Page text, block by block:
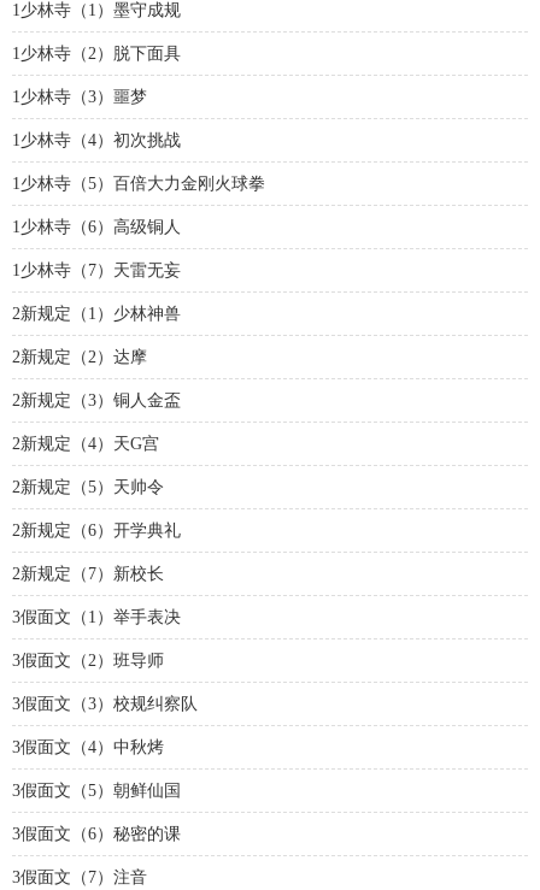
1少林寺（1）墨守成规
1少林寺（2）脱下面具
1少林寺（3）噩梦
1少林寺（4）初次挑战
1少林寺（5）百倍大力金刚火球拳
1少林寺（6）高级铜人
1少林寺（7）天雷无妄
2新规定（1）少林神兽
2新规定（2）达摩
2新规定（3）铜人金盃
2新规定（4）天G宫
2新规定（5）天帅令
2新规定（6）开学典礼
2新规定（7）新校长
3假面文（1）举手表决
3假面文（2）班导师
3假面文（3）校规纠察队
3假面文（4）中秋烤
3假面文（5）朝鲜仙国
3假面文（6）秘密的课
3假面文（7）注音